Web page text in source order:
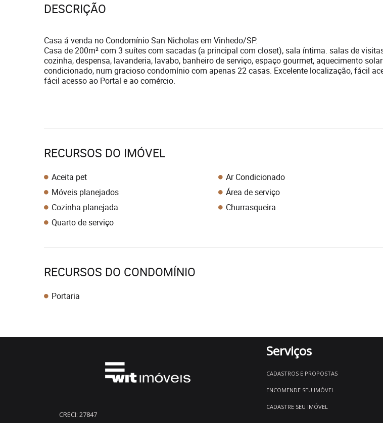
DESCRIÇÃO
Casa á venda no Condomínio San Nicholas em Vinhedo/SP.
Casa de 200m² com 3 suítes com sacadas (a principal com closet), sala íntima. salas de
cozinha, despensa, lavanderia, lavabo, banheiro de serviço, espaço gourmet, aquecimento
condicionado, num gracioso condomínio com apenas 22 casas. Excelente localização, fácil
fácil acesso ao Portal e ao comércio.
RECURSOS DO IMÓVEL
Aceita pet
Ar Condicionado
Móveis planejados
Área de serviço
Cozinha planejada
Churrasqueira
Quarto de serviço
RECURSOS DO CONDOMÍNIO
Portaria
CRECI: 27847
Serviços
CADASTROS E PROPOSTAS
ENCOMENDE SEU IMÓVEL
CADASTRE SEU IMÓVEL